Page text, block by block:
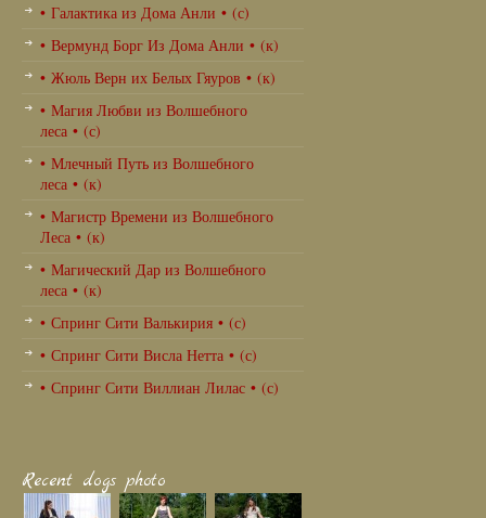
• Галактика из Дома Анли • (с)
• Вермунд Борг Из Дома Анли • (к)
• Жюль Верн их Белых Гяуров • (к)
• Магия Любви из Волшебного
леса • (с)
• Млечный Путь из Волшебного
леса • (к)
• Магистр Времени из Волшебного
Леса • (к)
• Магический Дар из Волшебного
леса • (к)
• Спринг Сити Валькирия • (с)
• Спринг Сити Висла Нетта • (с)
• Спринг Сити Виллиан Лилас • (с)
Recent dogs photo